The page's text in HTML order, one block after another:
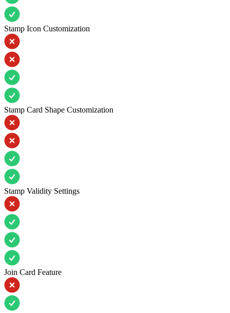
Stamp Icon Customization
Stamp Card Shape Customization
Stamp Validity Settings
Join Card Feature